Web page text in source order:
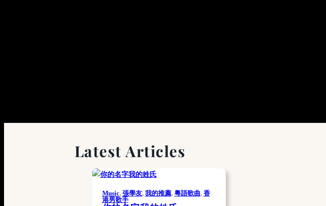
Latest Articles
Music, 張學友, 我的推薦, 粵語歌曲, 香
港男歌手